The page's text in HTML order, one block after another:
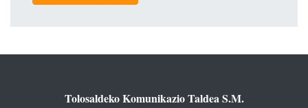
Tolosaldeko Komunikazio Taldea S.M.